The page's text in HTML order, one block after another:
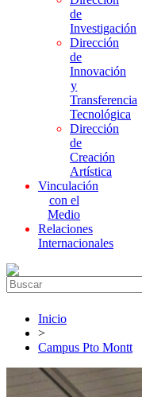
de
Investigación
Dirección
de
Innovación
y
Transferencia
Tecnológica
Dirección
de
Creación
Artística
Vinculación
con el
Medio
Relaciones
Internacionales
Inicio
>
Campus Pto Montt